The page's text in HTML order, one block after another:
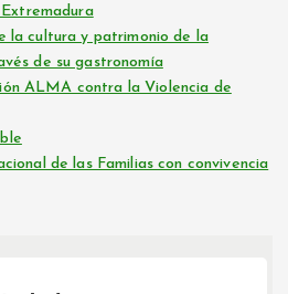
la cultura y patrimonio de la
de su gastronomía
ALMA contra la Violencia de
de las Familias con convivencia